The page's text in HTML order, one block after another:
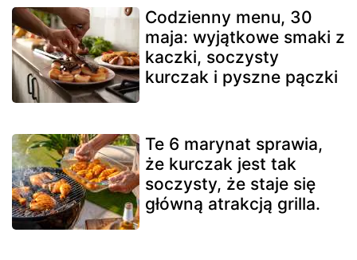
Codzienny menu, 30
maja: wyjątkowe smaki z
kaczki, soczysty
kurczak i pyszne pączki
Te 6 marynat sprawia,
że kurczak jest tak
soczysty, że staje się
główną atrakcją grilla.